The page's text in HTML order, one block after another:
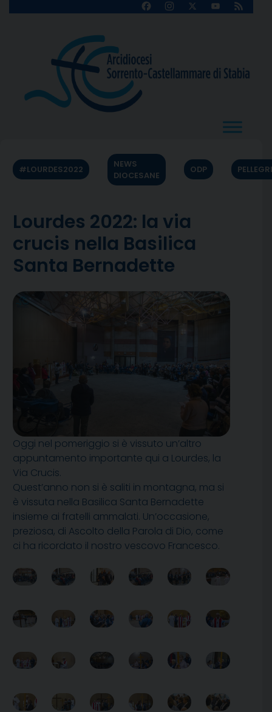
FacebookInstagram
X
YouTube
Feed
#LOURDES2022
NEWS
DIOCESANE
ODP
Lourdes 2022: la via
crucis nella Basilica
Santa Bernadette
Oggi nel pomeriggio si è vissuto un’altro
appuntamento importante qui a Lourdes, la
Via Crucis.
Quest’anno non si è saliti in montagna, ma si
è vissuta nella Basilica Santa Bernadette
insieme ai fratelli ammalati. Un’occasione,
preziosa, di Ascolto della Parola di Dio, come
ci ha ricordato il nostro vescovo Francesco.